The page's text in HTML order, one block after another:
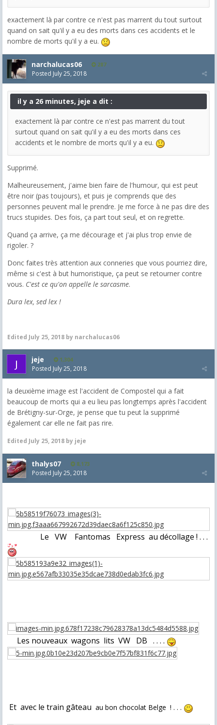
exactement là par contre ce n'est pas marrent du tout surtout
quand on sait qu'il y a eu des morts dans ces accidents et le
nombre de morts qu'il y a eu.
narchalucas06 287
Posted July 25, 2018
il y a 26 minutes, jeje a dit :
exactement là par contre ce n'est pas marrent du tout
surtout quand on sait qu'il y a eu des morts dans ces
accidents et le nombre de morts qu'il y a eu.
Supprimé.
Malheureusement, j'aime bien faire de l'humour, qui est peut
être noir (pas toujours), et puis je comprends que des
personnes peuvent mal le prendre. Je me force à ne pas dire des
trucs stupides. Des fois, ça part tout seul, et on regrette.
Quand ça arrive, ça me décourage et j'ai plus trop envie de
rigoler. ?
Donc faites très attention aux conneries que vous pourriez dire,
même si c'est à but humoristique, ça peut se retourner contre
vous. C'est ce qu'on appelle le sarcasme.
Dura lex, sed lex !
Edited July 25, 2018 by narchalucas06
jeje 1,304
Posted July 25, 2018
la deuxième image est l'accident de Compostel qui a fait
beaucoup de morts qui a eu lieu pas longtemps après l'accident
de Brétigny-sur-Orge, je pense que tu peut la supprimé
également car elle ne fait pas rire.
Edited July 25, 2018 by jeje
thalys07 8,173
Posted July 25, 2018
Le VW Fantomas Express au décollage ! . . .
Les nouveaux wagons lits VW DB . . . .
Et avec le train gâteau au bon chocolat Belge ! . . .